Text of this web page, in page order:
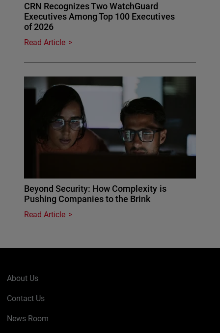
CRN Recognizes Two WatchGuard
Executives Among Top 100 Executives
of 2026
Read Article
Beyond Security: How Complexity is
Pushing Companies to the Brink
Read Article
About Us
Contact Us
News Room